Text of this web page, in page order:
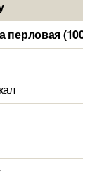
перловая (100